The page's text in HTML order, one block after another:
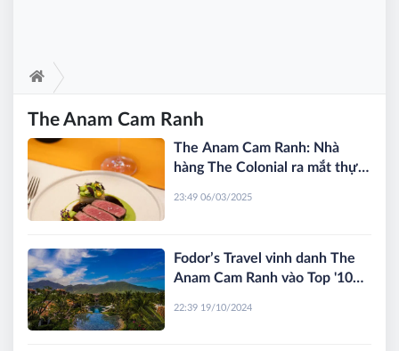
The Anam Cam Ranh
The Anam Cam Ranh: Nhà
hàng The Colonial ra mắt thực
23:49 06/03/2025
Fodor’s Travel vinh danh The
Anam Cam Ranh vào Top '100
22:39 19/10/2024